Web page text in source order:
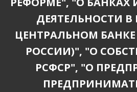
ДЕЯТЕЛЬНОСТИ В
ЦЕНТРАЛЬНОМ БАНКЕ
РОССИИ)", "О
РСФСР", "О